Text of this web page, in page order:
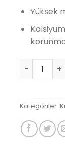
Yüksek
Xtra-Cal
Kategoriler: